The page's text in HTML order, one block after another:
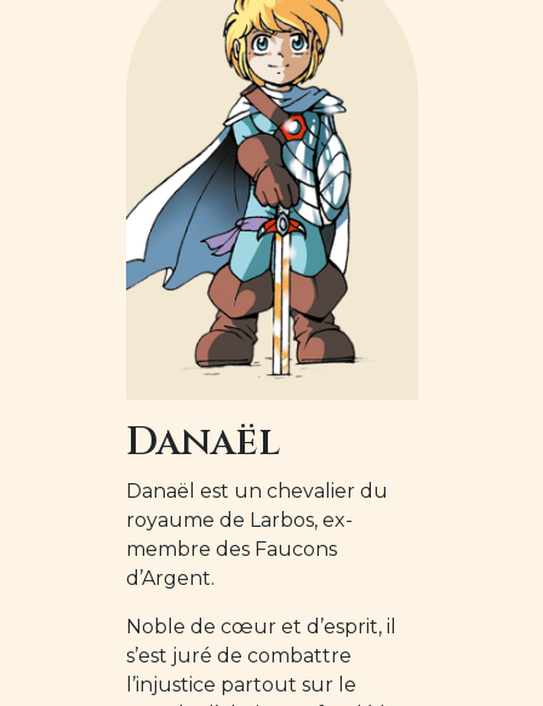
Danaël
Danaël est un chevalier du
royaume de Larbos, ex-
membre des Faucons
d’Argent.
Noble de cœur et d’esprit, il
s’est juré de combattre
l’injustice partout sur le